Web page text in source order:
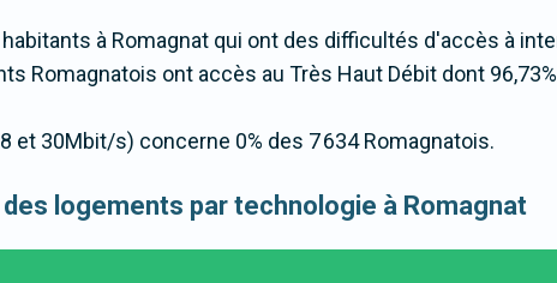
habitants à Romagnat qui ont des difficultés d'accès à
Romagnatois ont accès au Très Haut Débit dont
et 30Mbit/s) concerne 0% des 7 634 Romagnatois.
logements par technologie à Romagnat